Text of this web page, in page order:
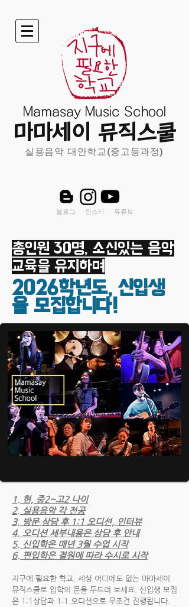
Mamasay Music School
마마세이 뮤직스쿨
실용음악 대안학교(중고등과정)
블로그 인스타 유튜브
총인원 30명, 소신있는 음악
교육을 유지하며
2026학년도, 신입생
을 모집합니다!
1. 현, 중2~고2 나이
2. 실용음악 각 전공
3. 방문 상담 후 1:1 오디션, 인터뷰
4. 오디션 세부내용은 상담 후 안내
5. 신입학은 매년 3월 수업 시작
6. 편입학은 결원에 따라 수시로 시작
지구에 필요한 학교, 세상 어디에도 없는 마마세이
뮤직스쿨로 입학의 문을 두드려 보세요. 신입생 모집
은 1:1상담과 1:1 오디션으로 무조건 진행됩니다.